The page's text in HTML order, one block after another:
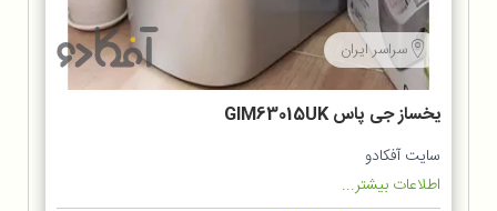
سراسر ایران
یخساز جی پاس GIM63015UK
سایت آفکادو
اطلاعات بیشتر...